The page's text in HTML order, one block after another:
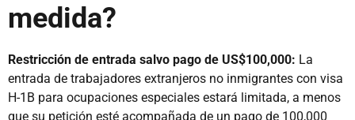
medida?
Restricción de entrada salvo pago de US$100,000: La
entrada de trabajadores extranjeros no inmigrantes con visa
H-1B para ocupaciones especiales estará limitada, a menos
que su petición esté acompañada de un pago de 100,000